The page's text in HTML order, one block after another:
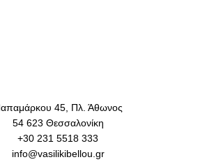
45, Πλ. Άθωνος
54 623 Θεσσαλονίκη
+30 231 5518 333
info@vasilikibellou.gr